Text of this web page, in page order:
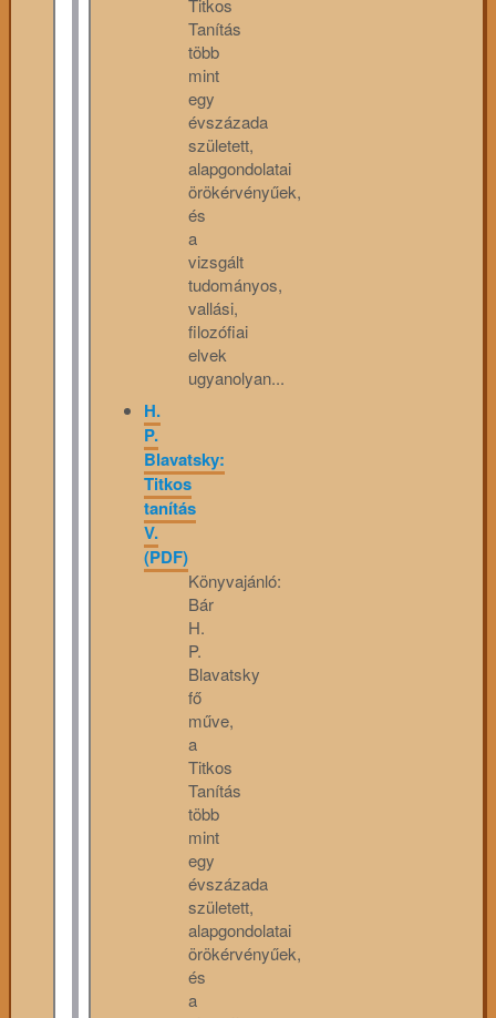
Titkos
Tanítás
több
mint
egy
évszázada
született,
alapgondolatai
örökérvényűek,
és
a
vizsgált
tudományos,
vallási,
filozófiai
elvek
ugyanolyan...
H.
P.
Blavatsky:
Titkos
tanítás
V.
(PDF)
Könyvajánló:
Bár
H.
P.
Blavatsky
fő
műve,
a
Titkos
Tanítás
több
mint
egy
évszázada
született,
alapgondolatai
örökérvényűek,
és
a